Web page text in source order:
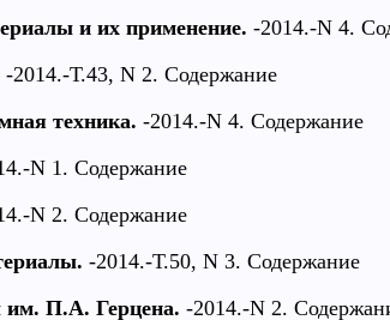
и их применение. -2014.-N 4.
-2014.-Т.43, N 2. Содержание
техника. -2014.-N 4. Содержание
N 1. Содержание
N 2. Содержание
-2014.-Т.50, N 3. Содержание
П.А. Герцена. -2014.-N 2.